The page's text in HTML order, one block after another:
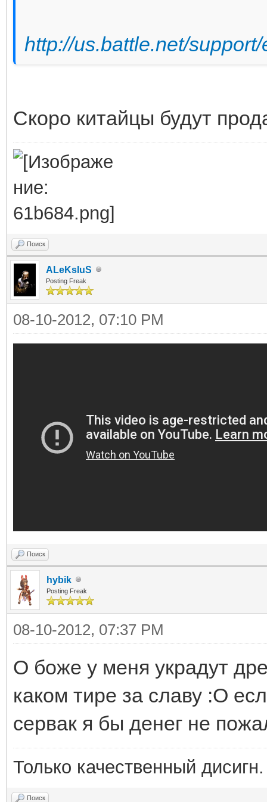
http://us.battle.net/
Скоро китайцы будут
Поиск
ALeKsIuS
Posting Freak
08-10-2012, 07:10 PM
Поиск
hybik
Posting Freak
08-10-2012, 07:37 PM
О боже у меня украдут
каком тире за славу :О
сервак я бы денег не
Только качественный
Поиск